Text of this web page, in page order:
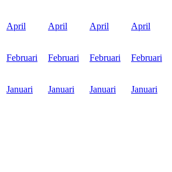
April April April April
Februari Februari Februari Februari
Januari Januari Januari Januari